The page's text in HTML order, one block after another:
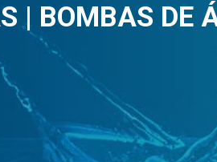
| BOMBAS DE